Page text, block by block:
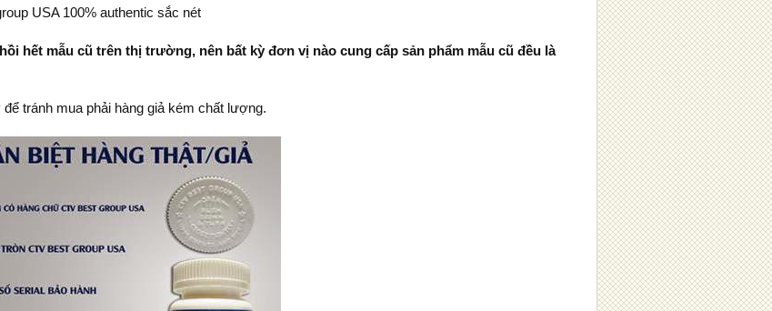
USA 100% authentic sắc nét
hết mẫu cũ trên thị trường, nên bất kỳ đơn vị nào cung cấp sản phẩm mẫu cũ đều là
tránh mua phải hàng giả kém chất lượng.